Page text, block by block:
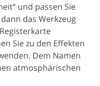
und passen Sie
das Werkzeug
Sie zu den Effekten
Dem Namen
atmosphärischen